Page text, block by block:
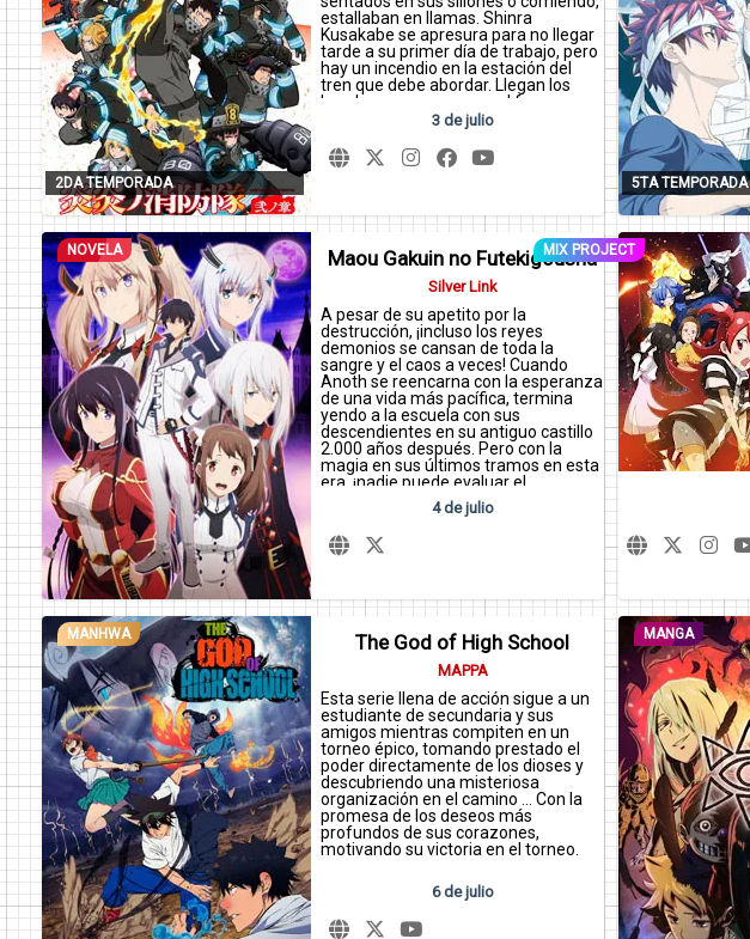
2DA TEMPORADA
estallaban en llamas. Shinra
Kusakabe se apresura para no llegar
tarde a su primer día de trabajo, pero
hay un incendio en la estación del
tren que debe abordar. Llegan los
bomberos para apagar el fuego, pero
no son bomberos normales, son del
cuerpo especial. Ahí comienza el
camino de Shinra para cumplir una
promesa que hizo hace mucho
que un héroe está hecho de algo más
que deseos o promesas: el “homura
bito” no es un fuego que se pueda
apagar sólo con agua.
3 de julio
5TA TEMPORADA
NOVELA Maou Gakuin no Futekigousha
Silver Link
A pesar de su apetito por la
destrucción, ¡incluso los reyes
demonios se cansan de toda la
sangre y el caos a veces! Cuando
Anoth se reencarna con la esperanza
de una vida más pacífica, termina
yendo a la escuela con sus
descendientes en su antiguo castillo
2.000 años después. Pero con la
magia en sus últimos tramos en esta
era, ¡nadie puede evaluar el
verdadero poder de Anoth!
4 de julio
MIX PROJECT
MANHWA The God of High School
MAPPA
Esta serie llena de acción sigue a un
estudiante de secundaria y sus
amigos mientras compiten en un
torneo épico, tomando prestado el
poder directamente de los dioses y
descubriendo una misteriosa
organización en el camino ... Con la
promesa de los deseos más
profundos de sus corazones,
motivando su victoria en el torneo.
6 de julio
MANGA